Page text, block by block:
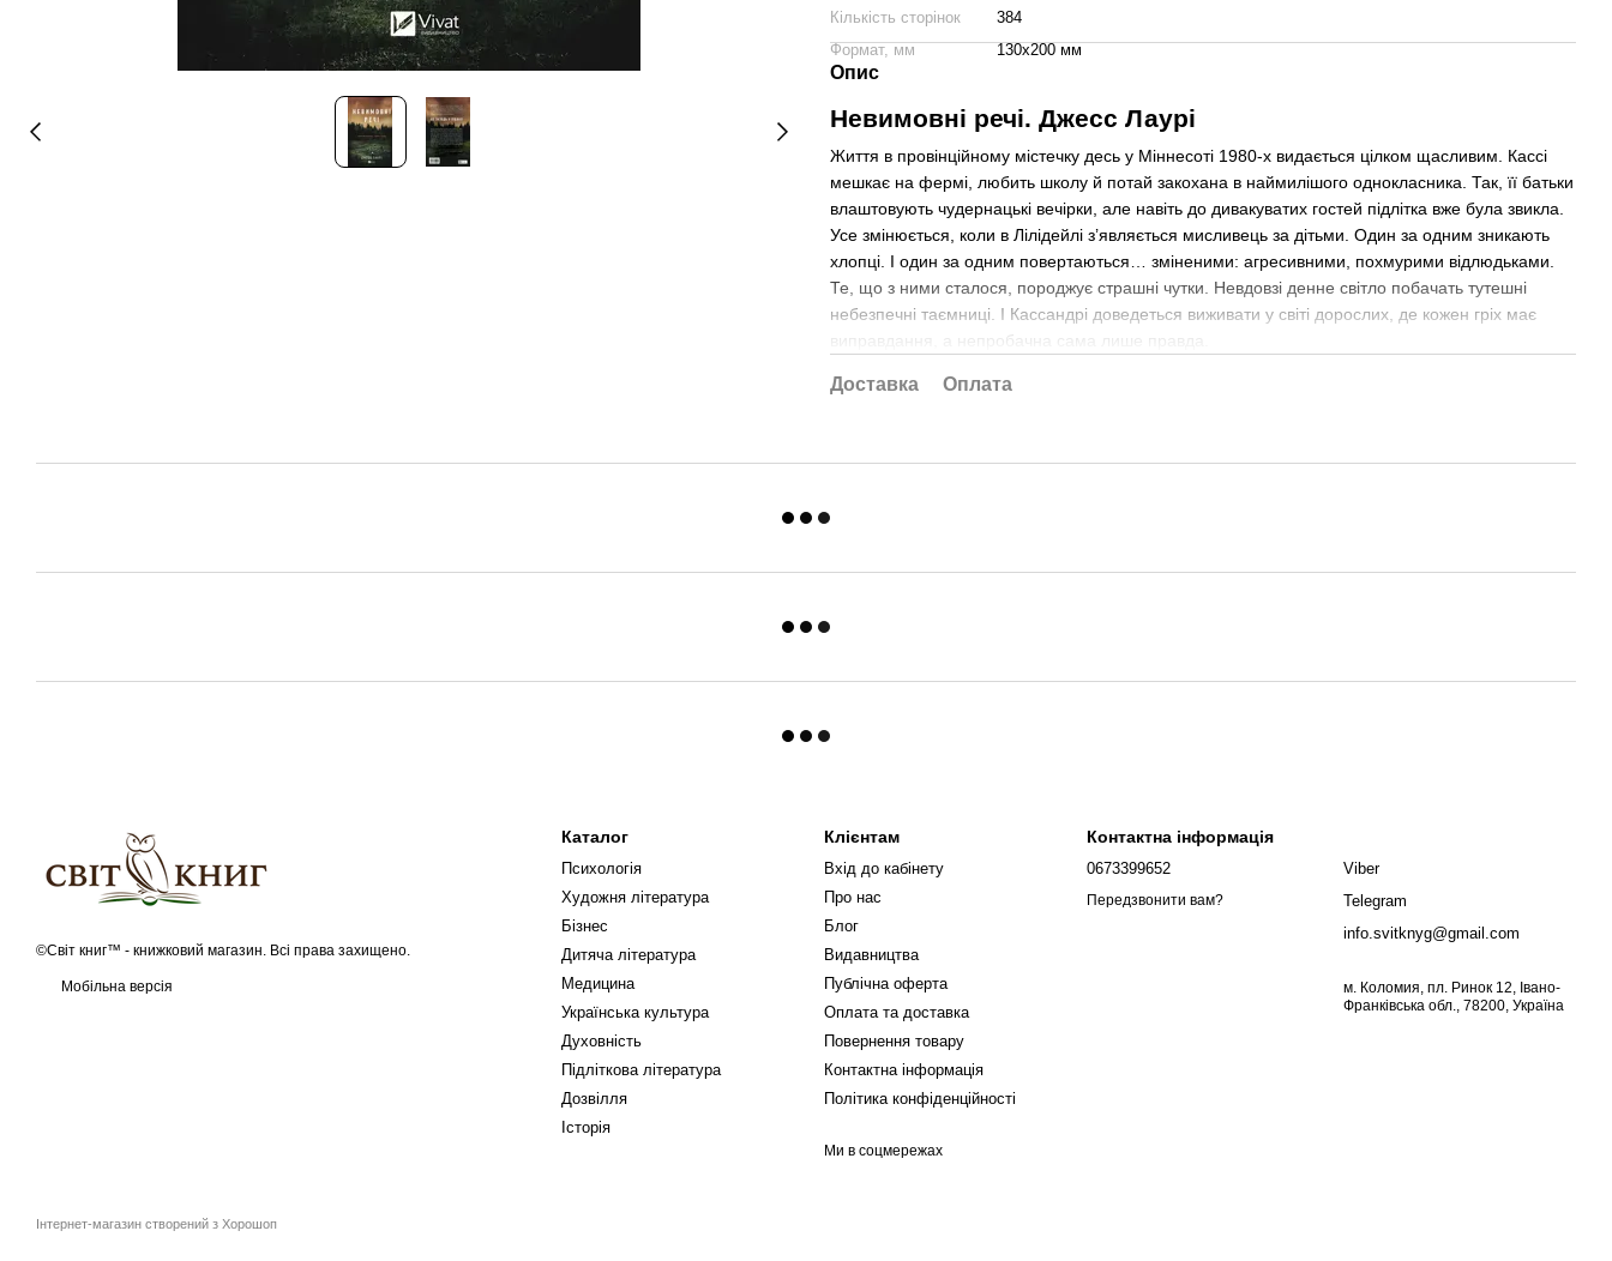
Кількість сторінок
384
Формат, мм
130х200 мм
Опис
Невимовні речі. Джесс Лаурі
Життя в провінційному містечку десь у Міннесоті 1980-х видається цілком щасливим. Кассі
мешкає на фермі, любить школу й потай закохана в наймилішого однокласника. Так, її батьки
влаштовують чудернацькі вечірки, але навіть до дивакуватих гостей підлітка вже була звикла.
Усе змінюється, коли в Лілідейлі з’являється мисливець за дітьми. Один за одним зникають
хлопці. І один за одним повертаються… зміненими: агресивними, похмурими відлюдьками.
Те, що з ними сталося, породжує страшні чутки. Невдовзі денне світло побачать тутешні
небезпечні таємниці. І Кассандрі доведеться виживати у світі дорослих, де кожен гріх має
виправдання, а непробачна сама лише правда.
Доставка Оплата
©Світ книг™ - книжковий магазин. Всі права захищено.
Мобільна версія
Інтернет-магазин створений з Хорошоп
Каталог
Психологія
Художня література
Бізнес
Дитяча література
Медицина
Українська культура
Духовність
Підліткова література
Дозвілля
Історія
Клієнтам
Вхід до кабінету
Про нас
Блог
Видавництва
Публічна оферта
Оплата та доставка
Повернення товару
Контактна інформація
Політика конфіденційності
Ми в соцмережах
Контактна інформація
0673399652
Передзвонити вам?
Viber
Telegram
info.svitknyg@gmail.com
м. Коломия, пл. Ринок 12, Івано-
Франківська обл., 78200, Україна